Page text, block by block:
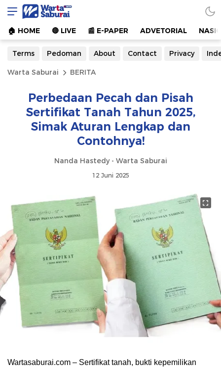
Warta Saburai
Sumber Informasi Terkini
🏠︎ HOME 🔴 LIVE 📰 E-PAPER ADVETORIAL
Terms Pedoman About Contact Privacy
Warta Saburai BERITA
Perbedaan Pecah dan Pisah
Sertifikat Tanah Tahun 2025,
Simak Aturan Lengkap dan
Contohnya!
Nanda Hastedy - Warta Saburai
12 Juni 2025
Wartasaburai.com – Sertifikat tanah, bukti kepemilikan